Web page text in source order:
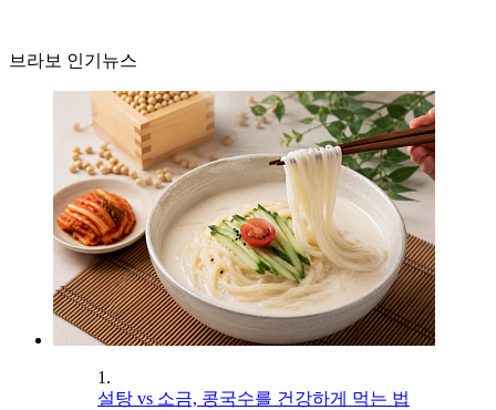
브라보 인기뉴스
1.
설탕 vs 소금, 콩국수를 건강하게 먹는 법